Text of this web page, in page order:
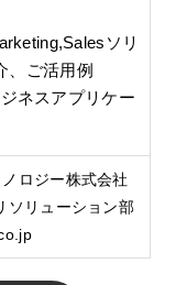
ソリ
、ご活用例
ネスアプリケー
ロジー株式会社
リューション部